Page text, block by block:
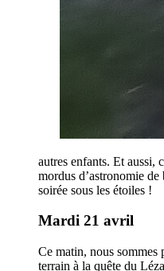
autres enfants. Et aussi,
mordus d’astronomie
soirée sous les étoiles !
Mardi 21 avril
Ce matin, nous sommes
terrain à la quête du